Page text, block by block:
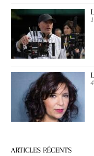
ARTICLES RÉCENTS